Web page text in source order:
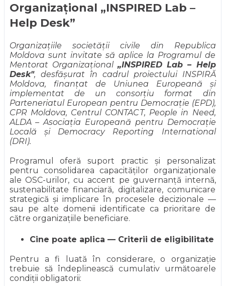
Organizațional „INSPIRED Lab –
Help Desk”
Organizațiile societății civile din Republica
Moldova sunt invitate să aplice la Programul de
Mentorat Organizațional „INSPIRED Lab – Help
Desk", desfășurat în cadrul proiectului INSPIRĂ
Moldova, finanțat de Uniunea Europeană și
implementat de un consorțiu format din
Parteneriatul European pentru Democrație (EPD),
CPR Moldova, Centrul CONTACT, People in Need,
ALDA – Asociația Europeană pentru Democrație
Locală și Democracy Reporting International
(DRI).
Programul oferă suport practic și personalizat
pentru consolidarea capacităților organizaționale
ale OSC-urilor, cu accent pe guvernanță internă,
sustenabilitate financiară, digitalizare, comunicare
strategică și implicare în procesele decizionale —
sau pe alte domenii identificate ca prioritare de
către organizațiile beneficiare.
Cine poate aplica — Criterii de eligibilitate
Pentru a fi luată în considerare, o organizație
trebuie să îndeplinească cumulativ următoarele
condiții obligatorii: